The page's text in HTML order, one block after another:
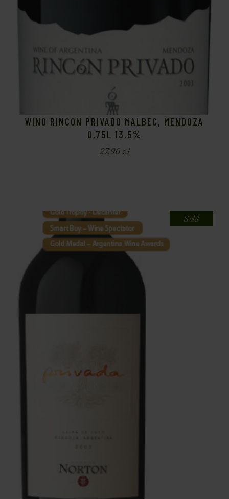
WINO RINCON PRIVADO MALBEC, MENDOZA
0,75L 13,5%
27,90zł
Sold